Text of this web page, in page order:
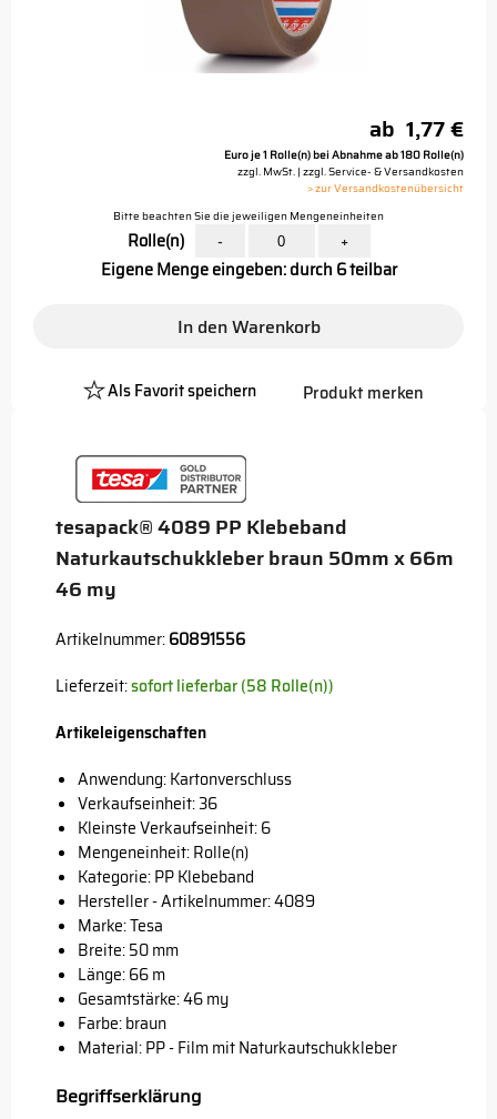
tesapack® 4089 PP Klebeband
Naturkautschukkleber braun 50mm x 66m
46 my
Artikelnummer:60891556
Lieferzeit:sofort lieferbar (58 Rolle(n))
Artikeleigenschaften
Anwendung: Kartonverschluss
Verkaufseinheit: 36
Kleinste Verkaufseinheit: 6
Mengeneinheit: Rolle(n)
Kategorie: PP Klebeband
Hersteller - Artikelnummer: 4089
Marke:Tesa
Breite: 50 mm
Länge: 66 m
Gesamtstärke: 46 my
Farbe: braun
Material: PP - Film mit Naturkautschukkleber
Begriffserklärung
ab 1,77 €
Euro je 1 Rolle(n) bei Abnahme ab 180 Rolle(n)
zzgl. MwSt. | zzgl. Service- & Versandkosten
> zur Versandkostenübersicht
Bitte beachten Sie die jeweiligen Mengeneinheiten
Rolle(n) - +
Eigene Menge eingeben: durch 6 teilbar
In den Warenkorb
Als Favorit speichern
Platzhalter
Produkt merken